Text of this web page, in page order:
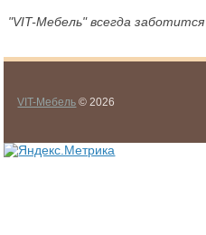
"VIT-Мебель" всегда
VIT-Мебель © 2026